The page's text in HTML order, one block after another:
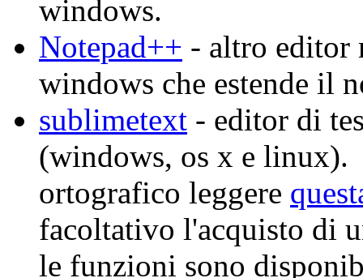
windows.
Notepad++ - altro editor
windows che estende il
sublimetext - editor di
(windows, os x e
ortografico leggere
facoltativo l'acquisto di
le funzioni sono